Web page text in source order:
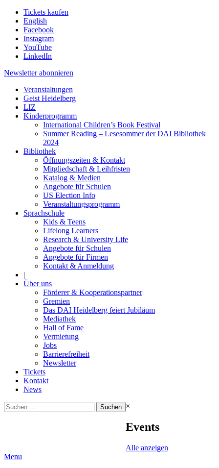
Tickets kaufen
English
Facebook
Instagram
YouTube
LinkedIn
Newsletter abonnieren
Veranstaltungen
Geist Heidelberg
LIZ
Kinderprogramm
International Children’s Book Festival
Summer Reading – Lesesommer der DAI Bibliothek
2024
Bibliothek
Öffnungszeiten & Kontakt
Mitgliedschaft & Leihfristen
Katalog & Medien
Angebote für Schulen
US Election Info
Veranstaltungsprogramm
Sprachschule
Kids & Teens
Lifelong Learners
Research & University Life
Angebote für Schulen
Angebote für Firmen
Kontakt & Anmeldung
|
Über uns
Förderer & Kooperationspartner
Gremien
Das DAI Heidelberg feiert Jubiläum
Mediathek
Hall of Fame
Vermietung
Jobs
Barrierefreiheit
Newsletter
Tickets
Kontakt
News
Suchen
nach:
×
Events
Alle anzeigen
Menu